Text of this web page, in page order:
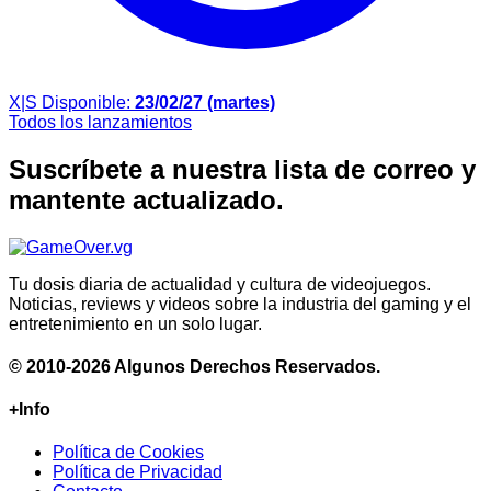
X|S Disponible: 23/02/27 (martes)
Todos los lanzamientos
Suscríbete a nuestra lista de correo y
mantente actualizado.
Tu dosis diaria de actualidad y cultura de videojuegos.
Noticias, reviews y videos sobre la industria del gaming y el
entretenimiento en un solo lugar.
© 2010-2026 Algunos Derechos Reservados.
+Info
Política de Cookies
Política de Privacidad